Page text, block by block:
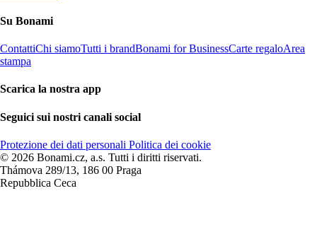
Su Bonami
ContattiChi siamoTutti i brandBonami for BusinessCarte regaloArea
stampa
Scarica la nostra app
Seguici sui nostri canali social
Protezione dei dati personali Politica dei cookie
© 2026 Bonami.cz, a.s. Tutti i diritti riservati.
Thámova 289/13, 186 00 Praga
Repubblica Ceca